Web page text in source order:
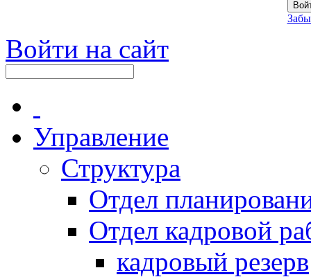
Войти на сайт
Управление
Структура
Отдел
Отдел кадровой
кадровый резерв